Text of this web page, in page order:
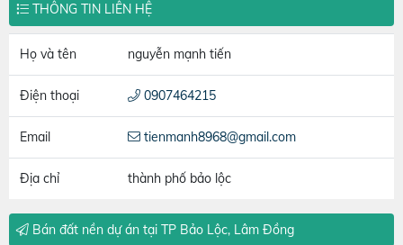
THÔNG TIN LIÊN HỆ
Họ và tên nguyễn mạnh tiến
Điện thoại 0907464215
Email tienmanh8968@gmail.com
Địa chỉ thành phố bảo lộc
Bán đất nền dự án tại TP Bảo Lộc, Lâm Đồng